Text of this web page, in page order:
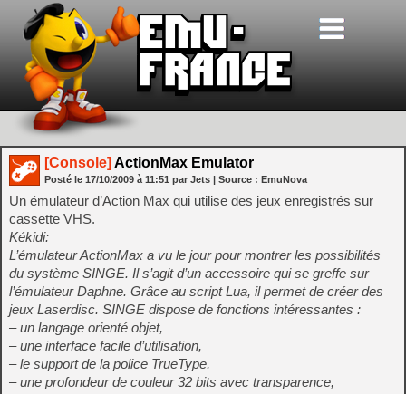
[Console] ActionMax Emulator
Posté le 17/10/2009 à 11:51 par Jets | Source : EmuNova
Un émulateur d’Action Max qui utilise des jeux enregistrés sur
cassette VHS.
Kékidi:
L’émulateur ActionMax a vu le jour pour montrer les possibilités
du système SINGE. Il s’agit d’un accessoire qui se greffe sur
l’émulateur Daphne. Grâce au script Lua, il permet de créer des
jeux Laserdisc. SINGE dispose de fonctions intéressantes :
– un langage orienté objet,
– une interface facile d’utilisation,
– le support de la police TrueType,
– une profondeur de couleur 32 bits avec transparence,